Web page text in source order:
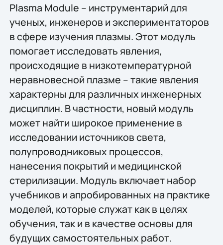
Plasma Module – инструментарий для
ученых, инженеров и экспериментаторов
в сфере изучения плазмы. Этот модуль
помогает исследовать явления,
происходящие в низкотемпературной
неравновесной плазме – такие явления
характерны для различных инженерных
дисциплин. В частности, новый модуль
может найти широкое применение в
исследовании источников света,
полупроводниковых процессов,
нанесения покрытий и медицинской
стерилизации. Модуль включает набор
учебников и апробированных на практике
моделей, которые служат как в целях
обучения, так и в качестве основы для
будущих самостоятельных работ.